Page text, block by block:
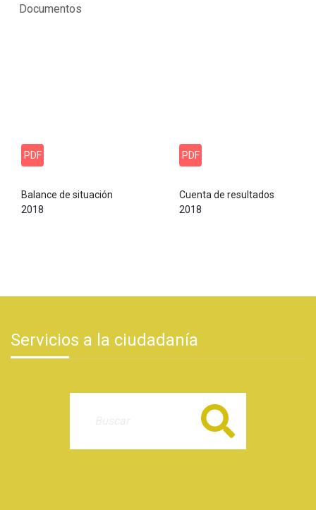
Documentos
PDF
Balance de situación
2018
PDF
Cuenta de resultados
2018
Servicios a la ciudadanía
Buscar